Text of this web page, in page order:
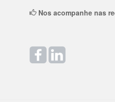
Nos acompanhe nas